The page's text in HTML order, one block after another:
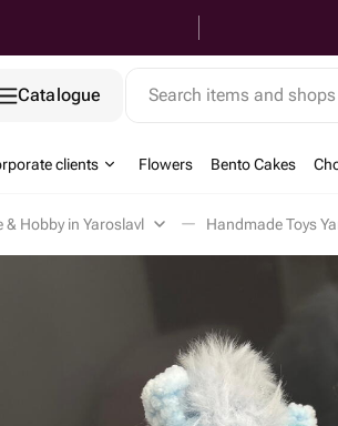
Catalogue Search items and shops
clients Flowers Bento Cakes
& Hobby in Yaroslavl Handmade Toys